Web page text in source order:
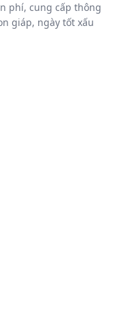
phí, cung cấp thông
giáp, ngày tốt xấu